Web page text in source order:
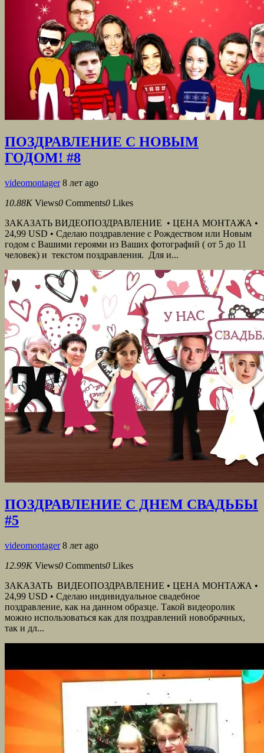
ПОЗДРАВЛЕНИЕ С НОВЫМ
ГОДОМ! #8
videomontager 8 лет ago
10.88K Views0 Comments0 Likes
ЗАКАЗАТЬ ВИДЕОПОЗДРАВЛЕНИЕ • ЦЕНА МОНТАЖА •
24,99 USD • Сделаю поздравление с Рождеством или Новым
годом с Вашими героями из Ваших фотографий ( от 5 до 11
человек) и текстом поздравления. Для и...
ПОЗДРАВЛЕНИЕ С ДНЕМ СВАДЬБЫ
#5
videomontager 8 лет ago
12.99K Views0 Comments0 Likes
ЗАКАЗАТЬ ВИДЕОПОЗДРАВЛЕНИЕ • ЦЕНА МОНТАЖА •
24,99 USD • Сделаю индивидуальное свадебное
поздравление, как на данном образце. Такой видеоролик
можно использоваться как для поздравлений новобрачных,
так и дл...